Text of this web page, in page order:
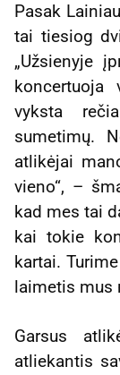
Pasak
tai tiesiog
„Užsienyje
koncertuoja
vyksta
sumetimų.
atlikėjai
vieno“, –
kad mes tai
kai tokie
kartai.
laimetis mus
Garsus
atliekantis